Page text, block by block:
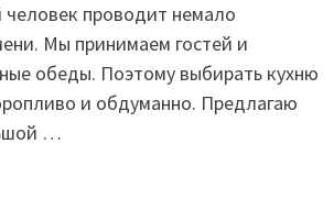
проводит немало
Мы принимаем гостей и
обеды. Поэтому выбирать кухню
и обдуманно. Предлагаю
…